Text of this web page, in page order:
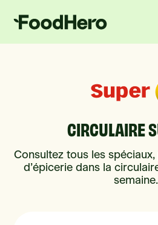
CIRCULAIRE
Consultez tous les
d’épicerie dans la
semaine.